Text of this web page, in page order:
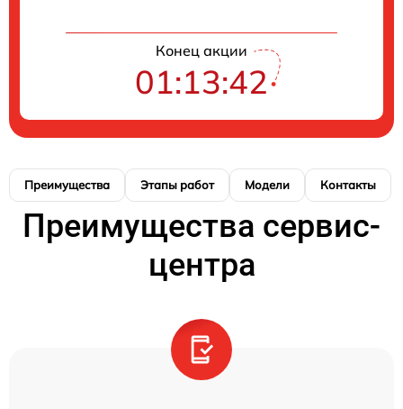
Конец акции
01:13:41
Преимущества Этапы работ Модели Контакты
Преимущества сервис-
центра